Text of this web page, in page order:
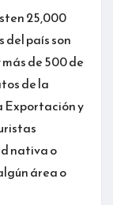
25,000
del país son
de 500 de
de la
Exportación y
nativa o
área o